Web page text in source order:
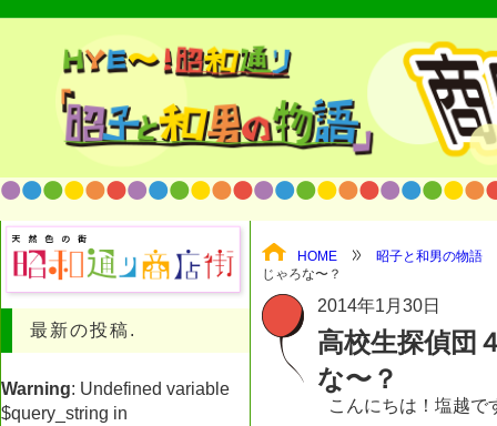
最新の投稿.
Warning: Undefined variable
$query_string in
HOME
昭子と和男の物語
じゃろな〜？
2014年1月30日
高校生探偵団
な〜？
こんにちは！塩越で